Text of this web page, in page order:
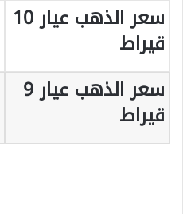
سعر الذهب عيار 10
قيراط
سعر الذهب عيار 9
قيراط